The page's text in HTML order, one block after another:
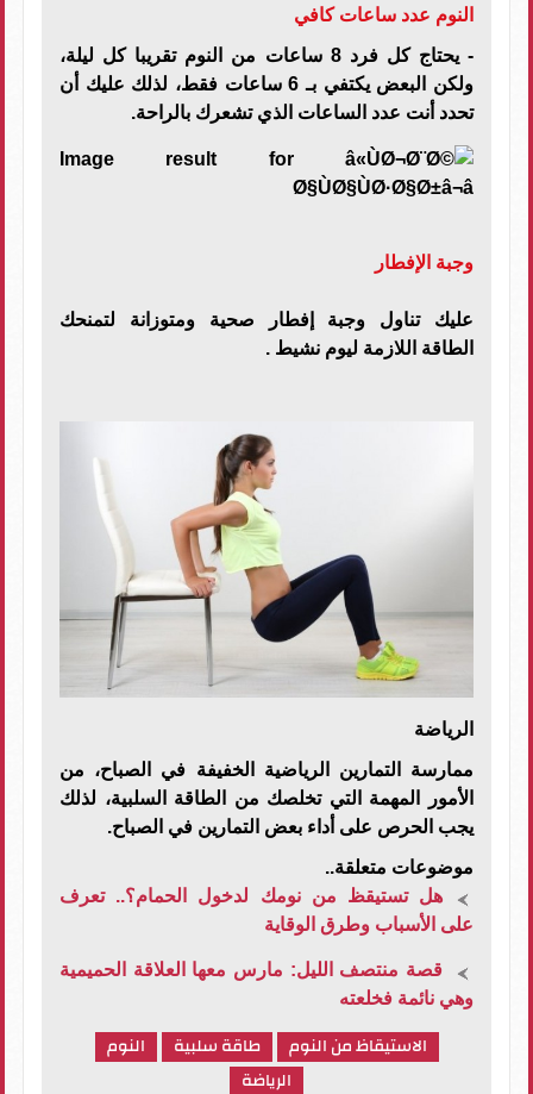
النوم عدد ساعات كافي
- يحتاج كل فرد 8 ساعات من النوم تقريبا كل ليلة،
ولكن البعض يكتفي بـ 6 ساعات فقط، لذلك عليك أن
تحدد أنت عدد الساعات الذي تشعرك بالراحة.
وجبة الإفطار
عليك تناول وجبة إفطار صحية ومتوزانة لتمنحك
الطاقة اللازمة ليوم نشيط .
الرياضة
ممارسة التمارين الرياضية الخفيفة في الصباح، من
الأمور المهمة التي تخلصك من الطاقة السلبية، لذلك
يجب الحرص على أداء بعض التمارين في الصباح.
موضوعات متعلقة..
هل تستيقظ من نومك لدخول الحمام؟.. تعرف
على الأسباب وطرق الوقاية
قصة منتصف الليل: مارس معها العلاقة الحميمية
وهي نائمة فخلعته
الاستيقاظ من النوم طاقة سلبية
النوم
الرياضة